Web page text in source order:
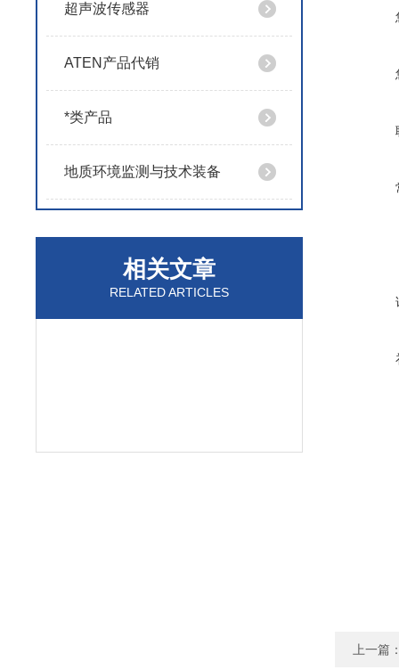
超声波传感器
ATEN产品代销
*类产品
地质环境监测与技术装备
相关文章
RELATED ARTICLES
上一篇